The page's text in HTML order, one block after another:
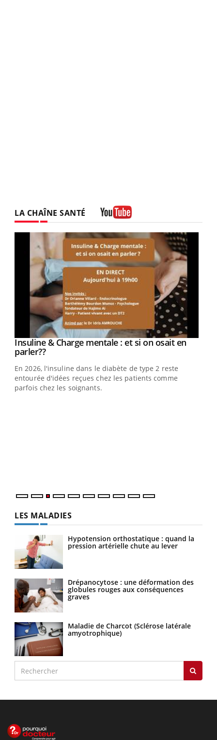
LA CHAÎNE SANTÉ
Youtube
Insuline & Charge mentale : et si on osait en
parler??Youtube
En 2026, l'insuline dans le diabète de type 2 reste
entourée d'idées reçues chez les patients comme
parfois chez les soignants.
LES MALADIES
Hypotension orthostatique : quand la
pression artérielle chute au lever
Drépanocytose : une déformation des
globules rouges aux conséquences
graves
Maladie de Charcot (Sclérose latérale
amyotrophique)